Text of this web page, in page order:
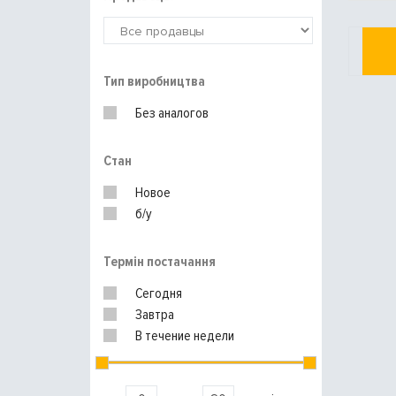
Тип виробництва
Без аналогов
Стан
Новое
б/у
Термін постачання
Сегодня
Завтра
В течение недели